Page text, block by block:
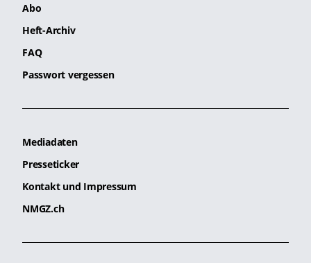
Abo
Heft-Archiv
FAQ
Passwort vergessen
Mediadaten
Presseticker
Kontakt und Impressum
NMGZ.ch